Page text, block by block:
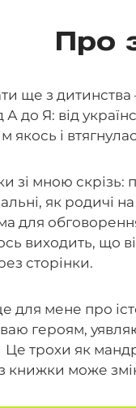
Про
ще з дитинства
А до Я: від
якось і
зі мною скрізь:
як родичі
для
виходить, що
сторінки.
для мене про
героям,
трохи як
книжки може